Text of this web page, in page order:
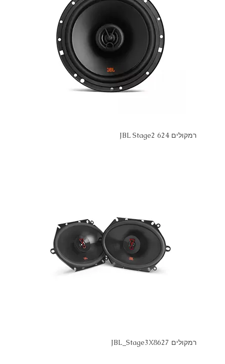
רמקולים JBL Stage2 624
רמקולים JBL_Stage3X8627